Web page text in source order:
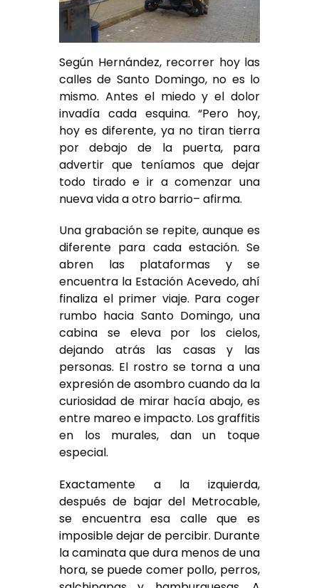
Según Hernández, recorrer hoy las
calles de Santo Domingo, no es lo
mismo. Antes el miedo y el dolor
invadía cada esquina. “Pero hoy,
hoy es diferente, ya no tiran tierra
por debajo de la puerta, para
advertir que teníamos que dejar
todo tirado e ir a comenzar una
nueva vida a otro barrio– afirma.
Una grabación se repite, aunque es
diferente para cada estación. Se
abren las plataformas y se
encuentra la Estación Acevedo, ahí
finaliza el primer viaje. Para coger
rumbo hacia Santo Domingo, una
cabina se eleva por los cielos,
dejando atrás las casas y las
personas. El rostro se torna a una
expresión de asombro cuando da la
curiosidad de mirar hacía abajo, es
entre mareo e impacto. Los graffitis
en los murales, dan un toque
especial.
Exactamente a la izquierda,
después de bajar del Metrocable,
se encuentra esa calle que es
imposible dejar de percibir. Durante
la caminata que dura menos de una
hora, se puede comer pollo, perros,